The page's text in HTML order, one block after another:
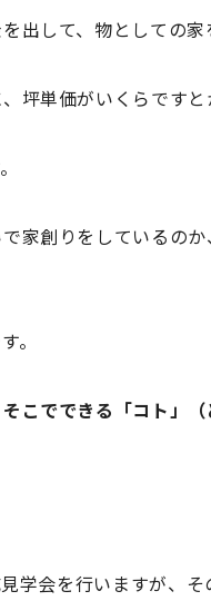
出して、物としての家
坪単価がいくらです
家創りをしているの
。
こでできる「コト」
学会を行いますが、